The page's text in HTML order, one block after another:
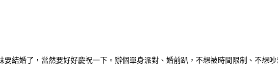
要結婚了，當然要好好慶祝一下。辦個單身派對、婚前趴，不想被時間限制、不想